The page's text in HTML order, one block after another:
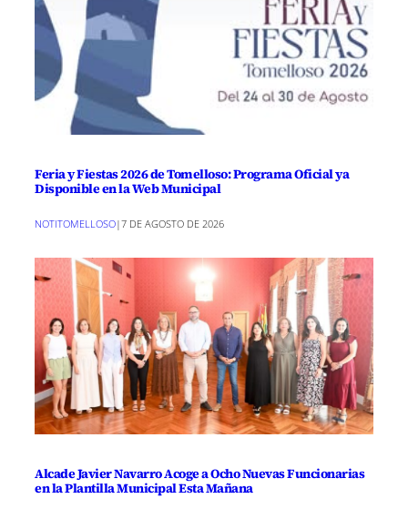
Feria y Fiestas 2026 de Tomelloso: Programa Oficial ya
Disponible en la Web Municipal
NOTITOMELLOSO|7 DE AGOSTO DE 2026
Alcade Javier Navarro Acoge a Ocho Nuevas Funcionarias
en la Plantilla Municipal Esta Mañana